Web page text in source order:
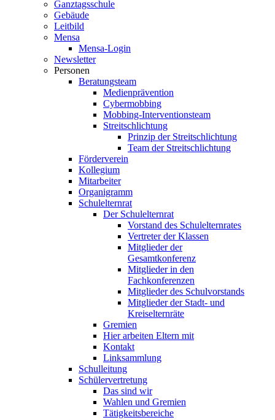
Ganztagsschule
Gebäude
Leitbild
Mensa
Mensa-Login
Newsletter
Personen
Beratungsteam
Medienprävention
Cybermobbing
Mobbing-Interventionsteam
Streitschlichtung
Prinzip der Streitschlichtung
Team der Streitschlichtung
Förderverein
Kollegium
Mitarbeiter
Organigramm
Schulelternrat
Der Schulelternrat
Vorstand des Schulelternrates
Vertreter der Klassen
Mitglieder der
Gesamtkonferenz
Mitglieder in den
Fachkonferenzen
Mitglieder des Schulvorstands
Mitglieder der Stadt- und
Kreiselternräte
Gremien
Hier arbeiten Eltern mit
Kontakt
Linksammlung
Schulleitung
Schülervertretung
Das sind wir
Wahlen und Gremien
Tätigkeitsbereiche